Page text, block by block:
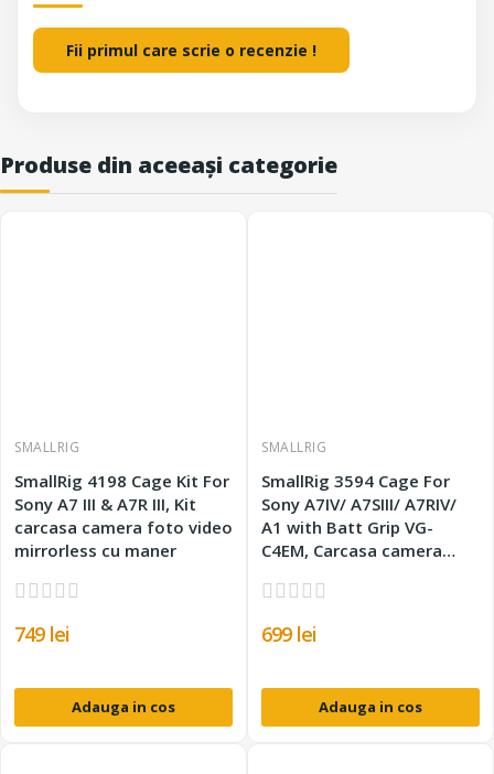
Fii primul care scrie o recenzie !
Produse din aceeași categorie
SMALLRIG
SmallRig 4198 Cage Kit For
Sony A7 III & A7R III, Kit
carcasa camera foto video
mirrorless cu maner
749 lei
Adauga in cos
SMALLRIG
SmallRig 3594 Cage For
Sony A7IV/ A7SIII/ A7RIV/
A1 with Batt Grip VG-
C4EM, Carcasa camera
699 lei
Adauga in cos